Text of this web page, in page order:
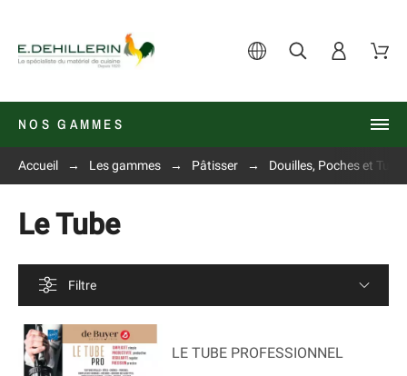
NOS GAMMES
Accueil Les gammes Pâtisser Douilles, Poches et Tube
Le Tube
Filtre
LE TUBE PROFESSIONNEL